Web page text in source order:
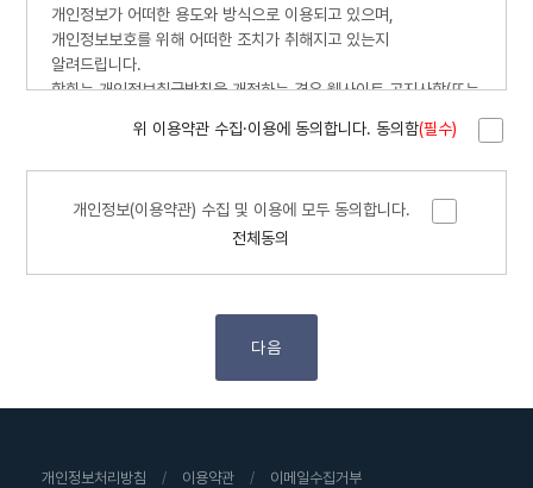
개인정보가 어떠한 용도와 방식으로 이용되고 있으며,
개인정보보호를 위해 어떠한 조치가 취해지고 있는지
알려드립니다.
학회는 개인정보취급방침을 개정하는 경우 웹사이트 공지사항(또는
위 이용약관 수집·이용에 동의합니다. 동의함(필수)
개인정보(이용약관) 수집 및 이용에 모두 동의합니다.
전체동의
다음
개인정보처리방침 / 이용약관 / 이메일수집거부